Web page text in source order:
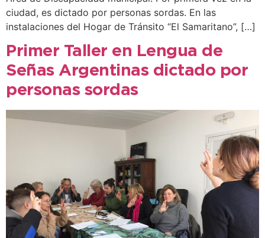
ciudad, es dictado por personas sordas. En las
instalaciones del Hogar de Tránsito “El Samaritano”, […]
Primer Taller en Lengua de
Señas Argentinas dictado por
personas sordas